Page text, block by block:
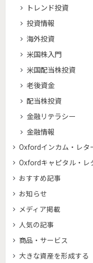
トレンド投資
投資情報
海外投資
米国株入門
米国配当株投資
老後資金
配当株投資
金融リテラシー
金融情報
Oxfordインカム・レタ
Oxfordキャピタル・レ
おすすめ記事
お知らせ
メディア掲載
人気の記事
商品・サービス
大きな資産を形成する